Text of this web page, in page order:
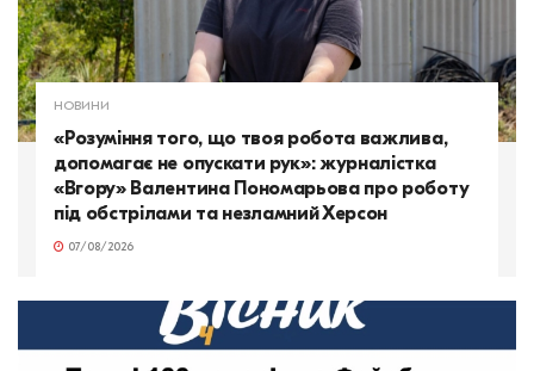
НОВИНИ
«Розуміння того, що твоя робота важлива,
допомагає не опускати рук»: журналістка
«Вгору» Валентина Пономарьова про роботу
під обстрілами та незламний Херсон
07/08/2026